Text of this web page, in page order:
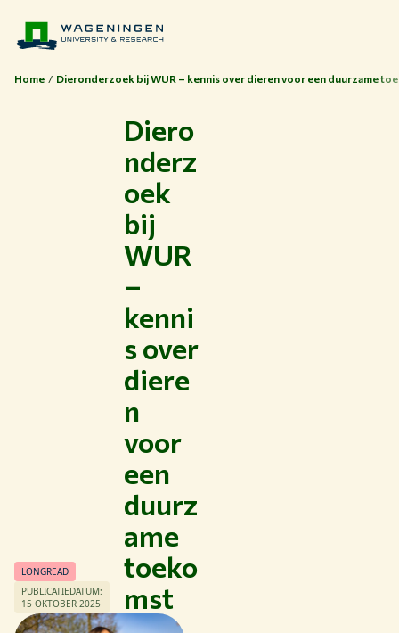
Home Dieronderzoek bij WUR – kennis over dieren voor een duurzame
LONGREAD
PUBLICATIEDATUM:
15 OKTOBER 2025
Diero
nderz
oek
bij
WUR
–
kenni
s over
diere
n
voor
een
duurz
ame
toeko
mst